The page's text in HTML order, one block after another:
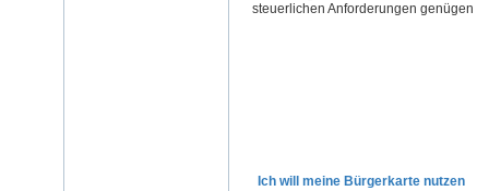
steuerlichen Anforderungen genügen
Ich will meine Bürgerkarte nutzen